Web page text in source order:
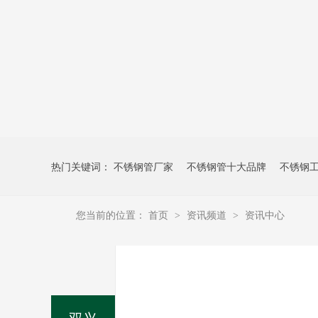
热门关键词： 不锈钢管厂家 不锈钢管十大品牌 不锈钢
您当前的位置： 首页 > 资讯频道 > 资讯中心